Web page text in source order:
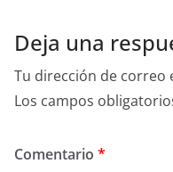
Deja una
Tu dirección de correo
Los campos
Comentario *